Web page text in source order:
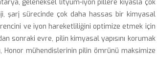
geleneksel lityum-iyon pillere kıyasla çok
şarj sürecinde çok daha hassas bir kimyasal
ve iyon hareketliliğini optimize etmek için
sonraki evre, pilin kimyasal yapısını korumak
Honor mühendislerinin pilin ömrünü maksimize